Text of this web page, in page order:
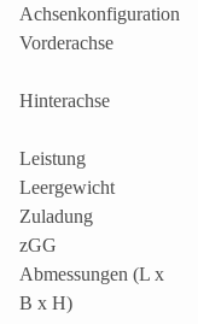
Achsenkonfiguration
Vorderachse
Hinterachse
Leistung
Leergewicht
Zuladung
zGG
Abmessungen (L x
B x H)